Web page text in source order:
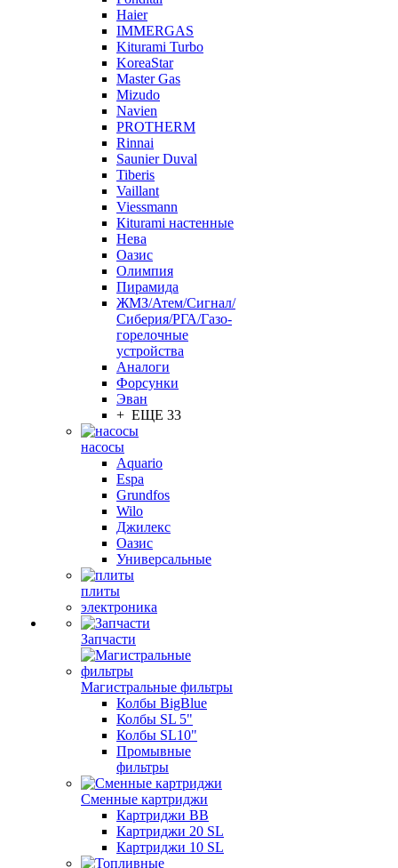
Haier
IMMERGAS
Kiturami Turbo
KoreaStar
Master Gas
Mizudo
Navien
PROTHERM
Rinnai
Saunier Duval
Tiberis
Vaillant
Viessmann
Кiturami настенные
Нева
Оазис
Олимпия
Пирамида
ЖМЗ/Атем/Сигнал/
Сиберия/РГА/Газо-
горелочные
устройства
Aналоги
Форсунки
Эван
+ ЕЩЕ 33
насосы
Aquario
Espa
Grundfos
Wilo
Джилекс
Оазис
Универсальные
плиты
электроника
Запчасти
Магистральные фильтры
Колбы BigBlue
Колбы SL 5"
Колбы SL10"
Промывные
фильтры
Сменные картриджи
Картриджи BB
Картриджи 20 SL
Картриджи 10 SL